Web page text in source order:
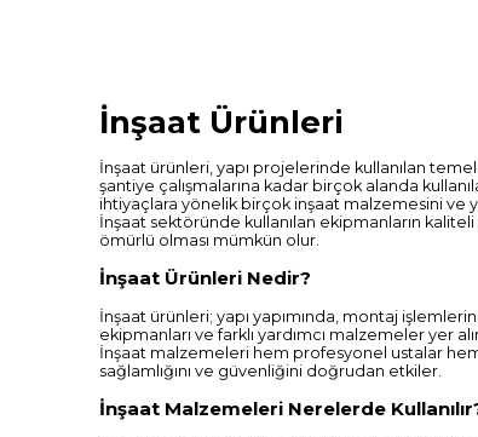
İnşaat Ürünleri
İnşaat ürünleri, yapı projelerinde kullanılan
şantiye çalışmalarına kadar birçok alanda
ihtiyaçlara yönelik birçok inşaat malzemesini ve
İnşaat sektöründe kullanılan ekipmanların kaliteli
ömürlü olması mümkün olur.
İnşaat Ürünleri Nedir?
İnşaat ürünleri; yapı yapımında, montaj
ekipmanları ve farklı yardımcı malzemeler yer
İnşaat malzemeleri hem profesyonel ustalar hem
sağlamlığını ve güvenliğini doğrudan etkiler.
İnşaat Malzemeleri Nerelerde